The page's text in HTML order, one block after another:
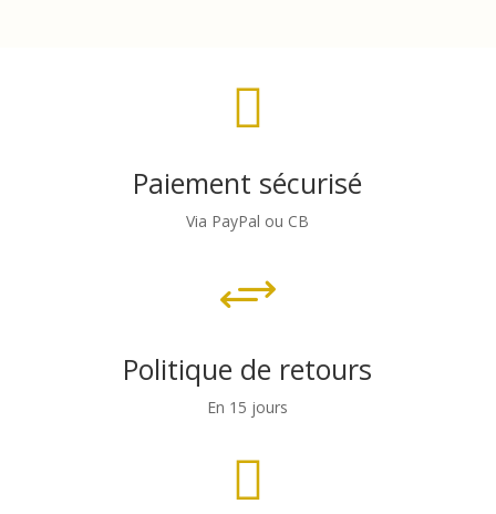

Paiement sécurisé
Via PayPal ou CB
+
Politique de retours
En 15 jours
